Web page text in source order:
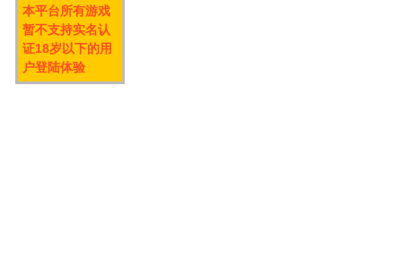
本平台所有游戏
暂不支持实名认
证18岁以下的用
户登陆体验